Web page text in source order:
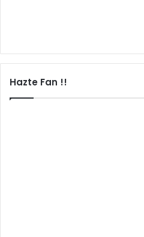
Hazte Fan !!